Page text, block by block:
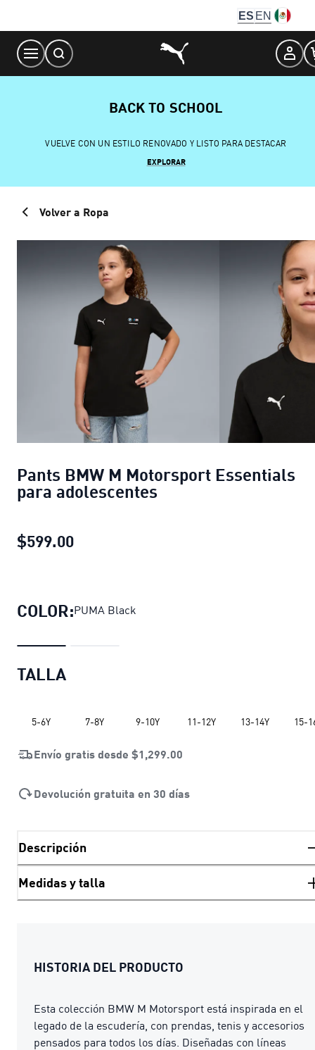
Content
ES EN
BACK TO SCHOOL
VUELVE CON UN ESTILO RENOVADO Y LISTO PARA DESTACAR
EXPLORAR
Volver a Ropa
Pants BMW M Motorsport Essentials
para adolescentes
$599.00
COLOR:PUMA Black
TALLA
5-6Y 7-8Y 9-10Y 11-12Y 13-14Y 15-
Envío gratis desde $1,299.00
Devolución gratuita en 30 días
Descripción
Medidas y talla
HISTORIA DEL PRODUCTO
Esta colección BMW M Motorsport está inspirada en el
legado de la escudería, con prendas, tenis y accesorios
pensados para todos los días. Diseñadas con líneas